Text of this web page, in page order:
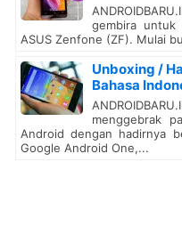
gembira untuk
ASUS Zenfone (ZF). Mulai
Unboxing /
Bahasa
menggebrak
Android dengan hadirnya
Google Android One,...